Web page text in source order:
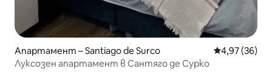
Апартамент – Santiago de Surco Средна
4,97 (36)
Луксозен апартамент в Сантяго де Сурко